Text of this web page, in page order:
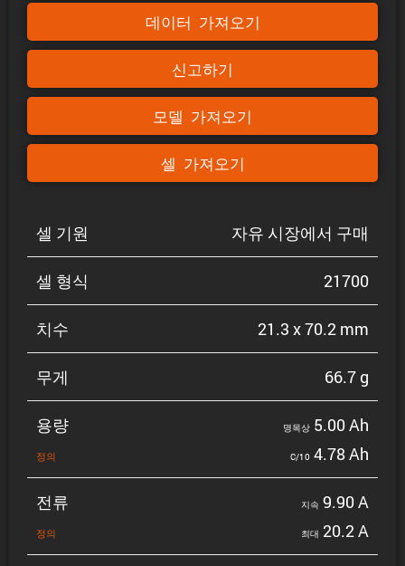
데이터 가져오기
신고하기
모델 가져오기
셀 가져오기
셀 기원 자유 시장에서 구매
셀 형식 21700
치수 21.3 x 70.2 mm
무게 66.7 g
용량
정의
명목상 5.00 Ah
C/10 4.78 Ah
전류
정의
지속 9.90 A
최대 20.2 A